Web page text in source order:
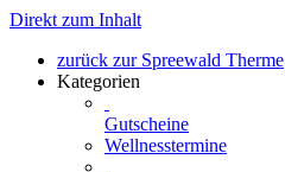
Direkt zum Inhalt
zurück zur Spreewald Therme
Kategorien
Gutscheine
Wellnesstermine